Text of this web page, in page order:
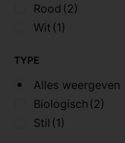
Rood (2)
Wit (1)
TYPE
Alles weergeven
Biologisch (2)
Stil (1)